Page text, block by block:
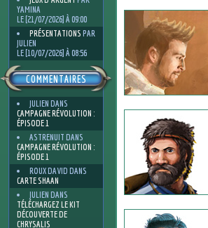
YAMINA
LE [21/07/2026] À 09:00
PRÉSENTATIONS PAR
JULIEN
LE [10/07/2026] À 08:56
COMMENTAIRES
JULIEN DANS
CAMPAGNE RÉVOLUTION :
ÉPISODE 1
ASTRENUIT DANS
CAMPAGNE RÉVOLUTION :
ÉPISODE 1
ROUX DAVID DANS
CARTE SHAAN
JULIEN DANS
TÉLÉCHARGEZ LE KIT
DÉCOUVERTE DE
CHRYSALIS